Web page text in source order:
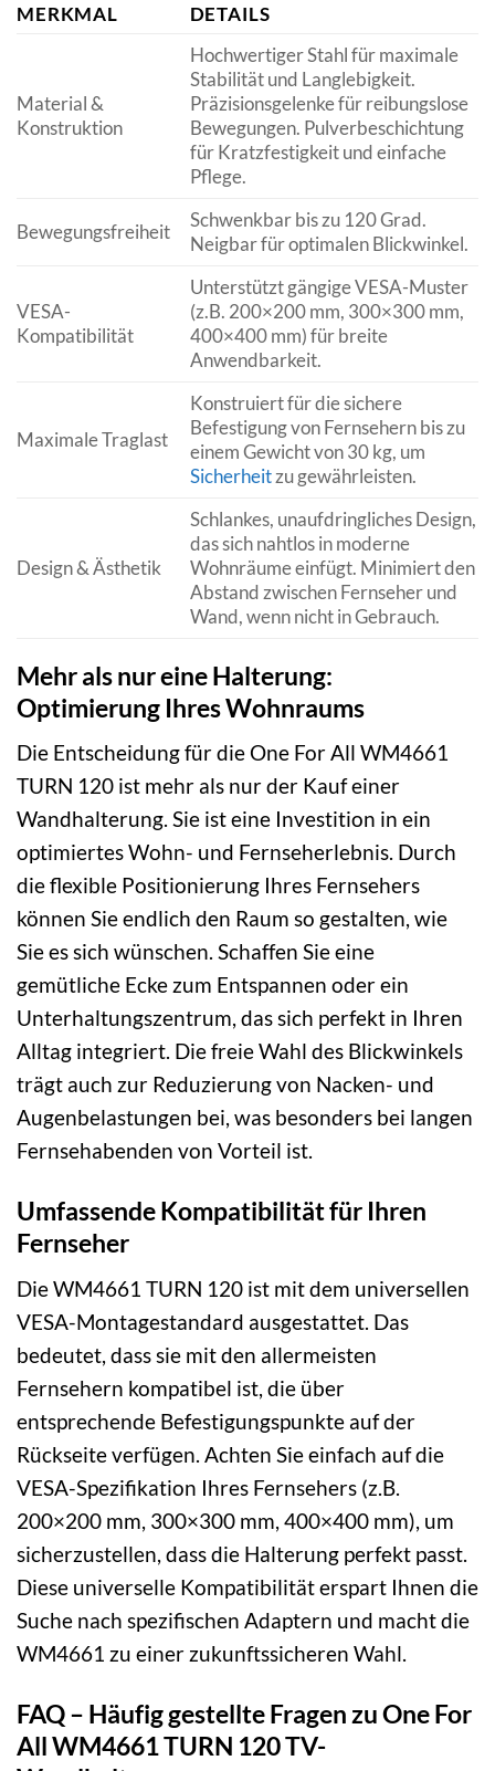
MERKMAL DETAILS
Material &
Konstruktion
Hochwertiger Stahl für maximale
Stabilität und Langlebigkeit.
Präzisionsgelenke für reibungslose
Bewegungen. Pulverbeschichtung
für Kratzfestigkeit und einfache
Pflege.
Bewegungsfreiheit
Schwenkbar bis zu 120 Grad.
Neigbar für optimalen Blickwinkel.
VESA-
Kompatibilität
Unterstützt gängige VESA-Muster
(z.B. 200×200 mm, 300×300 mm,
400×400 mm) für breite
Anwendbarkeit.
Maximale Traglast
Konstruiert für die sichere
Befestigung von Fernsehern bis zu
einem Gewicht von 30 kg, um
Sicherheitzu gewährleisten.
Design & Ästhetik
Schlankes, unaufdringliches Design,
das sich nahtlos in moderne
Wohnräume einfügt. Minimiert den
Abstand zwischen Fernseher und
Wand, wenn nicht in Gebrauch.
Mehr als nur eine Halterung:
Optimierung Ihres Wohnraums
Die Entscheidung für die One For All WM4661
TURN 120 ist mehr als nur der Kauf einer
Wandhalterung. Sie ist eine Investition in ein
optimiertes Wohn- und Fernseherlebnis. Durch
die flexible Positionierung Ihres Fernsehers
können Sie endlich den Raum so gestalten, wie
Sie es sich wünschen. Schaffen Sie eine
gemütliche Ecke zum Entspannen oder ein
Unterhaltungszentrum, das sich perfekt in Ihren
Alltag integriert. Die freie Wahl des Blickwinkels
trägt auch zur Reduzierung von Nacken- und
Augenbelastungen bei, was besonders bei langen
Fernsehabenden von Vorteil ist.
Umfassende Kompatibilität für Ihren
Fernseher
Die WM4661 TURN 120 ist mit dem universellen
VESA-Montagestandard ausgestattet. Das
bedeutet, dass sie mit den allermeisten
Fernsehern kompatibel ist, die über
entsprechende Befestigungspunkte auf der
Rückseite verfügen. Achten Sie einfach auf die
VESA-Spezifikation Ihres Fernsehers (z.B.
200×200 mm, 300×300 mm, 400×400 mm), um
sicherzustellen, dass die Halterung perfekt passt.
Diese universelle Kompatibilität erspart Ihnen die
Suche nach spezifischen Adaptern und macht die
WM4661 zu einer zukunftssicheren Wahl.
FAQ – Häufig gestellte Fragen zu One For
All WM4661 TURN 120 TV-